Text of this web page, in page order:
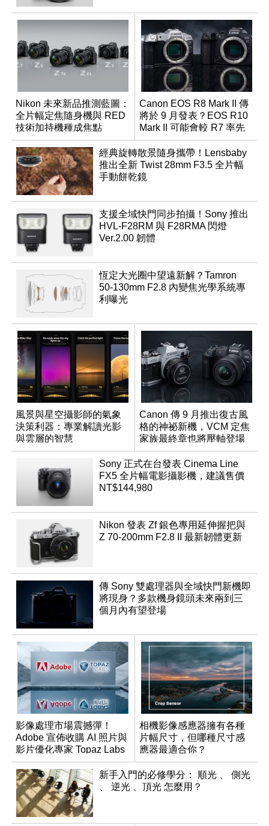
Nikon 未來新品推測藍圖：
全片幅定焦隨身機與 RED
技術加持機種成焦點
Canon EOS R8 Mark II 傳
將於 9 月發表？EOS R10
Mark II 可能會較 R7 率先
推出
經典旋轉散景隨身攜帶！Lensbaby
推出全新 Twist 28mm F3.5 全片幅
手動餅乾鏡
支援全域快門同步拍攝！Sony 推出
HVL-F28RM 與 F28RMA 閃燈
Ver.2.00 韌體
恆定大光圈中望遠新解？Tamron
50-130mm F2.8 內變焦光學系統專
利曝光
風景與星空攝影師的氣象
決策利器：專業解讀光影
與雲層的智慧
App「Atmos」登場
Canon 傳 9 月推出復古風
格的神祕新機，VCM 定焦
家族最終章也將壓軸登場
Sony 正式在台發表 Cinema Line
FX5 全片幅電影攝影機，建議售價
NT$144,980
Nikon 發表 Zf 銀色專用延伸握把與
Z 70-200mm F2.8 II 最新韌體更新
傳 Sony 雙處理器與全域快門新機即
將現身？多款機身鏡頭未來兩到三
個月內有望登場
影像處理市場震撼彈！
Adobe 宣佈收購 AI 照片與
影片優化專家 Topaz Labs
相機影像感應器擁有各種
片幅尺寸，但哪種尺寸感
應器最適合你？
新手入門的必修學分： 順光 、 側光
、 逆光 、頂光 怎麼用？